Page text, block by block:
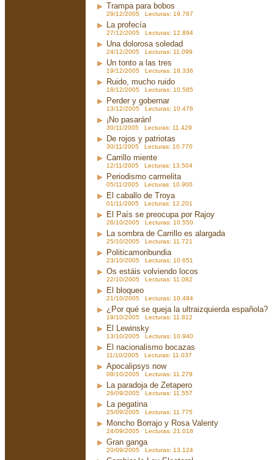
Trampa para bobos
29/12/2005 Lecturas: 19.767
La profecía
27/12/2005 Lecturas: 12.894
Una dolorosa soledad
24/12/2005 Lecturas: 11.099
Un tonto a las tres
19/12/2005 Lecturas: 18.336
Ruido, mucho ruido
18/12/2005 Lecturas: 10.585
Perder y gobernar
13/12/2005 Lecturas: 10.476
¡No pasarán!
30/11/2005 Lecturas: 11.429
De rojos y patriotas
30/11/2005 Lecturas: 10.770
Carrillo miente
12/11/2005 Lecturas: 13.504
Periodismo carmelita
05/11/2005 Lecturas: 10.900
El caballo de Troya
01/11/2005 Lecturas: 12.201
El País se preocupa por Rajoy
26/10/2005 Lecturas: 10.550
La sombra de Carrillo es alargada
25/10/2005 Lecturas: 11.721
Politicamoribundia
23/10/2005 Lecturas: 10.651
Os estáis volviendo locos
22/10/2005 Lecturas: 11.082
El bloqueo
21/10/2005 Lecturas: 10.484
¿Por qué se queja la ultraizquierda española?
19/10/2005 Lecturas: 11.812
El Lewinsky
13/10/2005 Lecturas: 10.940
El nacionalismo bocazas
11/10/2005 Lecturas: 11.037
Apocalipsys now
09/10/2005 Lecturas: 11.279
La paradoja de Zetapero
26/09/2005 Lecturas: 11.557
La pegatina
25/09/2005 Lecturas: 11.775
Moncho Borrajo y Rosa Valenty
24/09/2005 Lecturas: 21.018
Gran ganga
20/09/2005 Lecturas: 13.124